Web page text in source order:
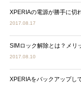
XPERIAの電源が勝手に切
2017.08.17
SIMロック解除とは？メリ
2017.08.10
XPERIAをバックアップし